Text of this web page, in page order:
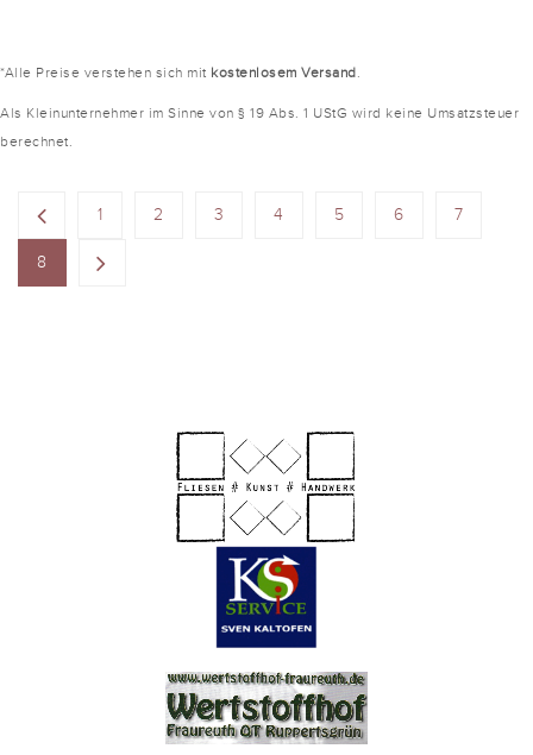
*Alle Preise verstehen sich mit kostenlosem Versand.
Als Kleinunternehmer im Sinne von § 19 Abs. 1 UStG wird keine Umsatzsteuer
berechnet.
1 2 3 4 5 6 7
8